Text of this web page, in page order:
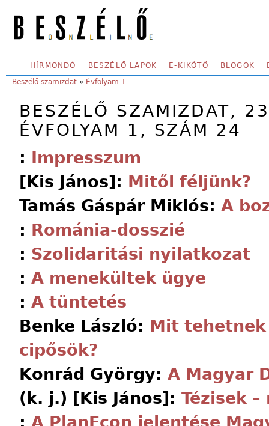
SECONDARY MENU
HÍRMONDÓ BESZÉLŐ LAPOK E-KIKÖTŐ BLOGOK
YOU ARE HERE:
Beszélő szamizdat » Évfolyam 1
BESZÉLŐ SZAMIZDAT,
ÉVFOLYAM 1, SZÁM 24
: Impresszum
[Kis János]: Mitől féljünk?
Tamás Gáspár Miklós: A
: Románia-dosszié
: Szolidaritási nyilatkozat
: A menekültek ügye
: A tüntetés
Benke László: Mit
cipősök?
Konrád György: A Magyar
(k. j.) [Kis János]: Tézisek
: A PlanEcon jelentése